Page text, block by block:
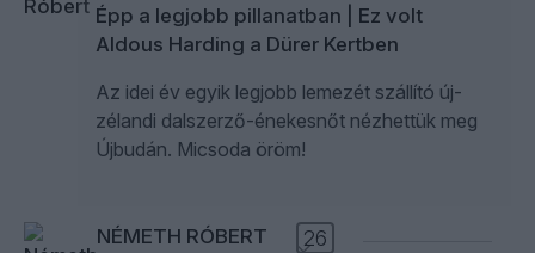
Épp a legjobb pillanatban | Ez volt
Aldous Harding a Dürer Kertben
Az idei év egyik legjobb lemezét szállító új-
zélandi dalszerző-énekesnőt nézhettük meg
Újbudán. Micsoda öröm!
NÉMETH RÓBERT 26